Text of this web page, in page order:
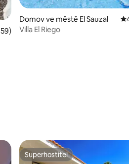
hodnocení 4,87 z 5, 159 hodnocení
Domov ve městě El Sauzal
Villa El Riego
Superhostitel
Superhostitel